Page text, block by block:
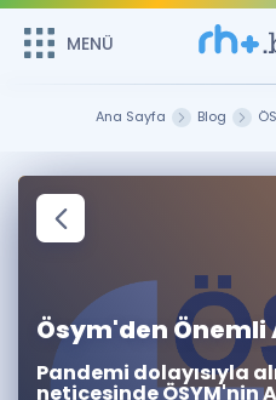
MENÜ
Şifremi
ÜYE
Sepetin
Remzi Hoca ile seni sınava
MENÜ
Çalışma Paketleri
Kitaplar ve Kaynaklar
Katılımcı Görüşleri
Ana Sayfa Blog
Ösym'den Önemli
Pandemi dolayısıyla
neticesinde ÖSYM'nin